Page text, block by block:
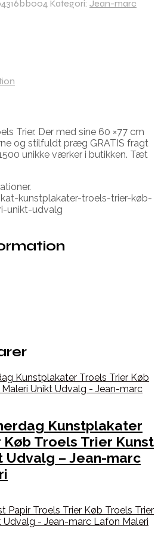
Kategori: Jean-marc
Trier. Der med sine 60 ×77 cm
og stilfuldt præg GRATIS fragt
unikke værker i butikken. Tæt
kunstplakater-troels-trier-køb-
unikt-udvalg
Kunstplakater
Troels Trier Kunst
Udvalg – Jean-marc